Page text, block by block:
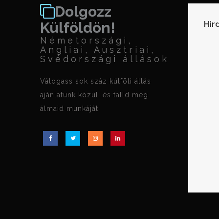
Dolgozz
Külföldön!
Németországi,
Angliai, Ausztriai,
Svédországi állások
Válogass sok száz külföli állás
ajánlatunk közül, és talld meg
álmaid munkáját!